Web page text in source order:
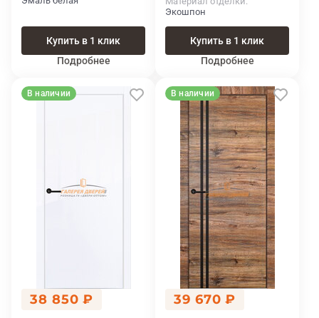
Купить в 1 клик
Подробнее
Экошпон
Купить в 1 клик
Подробнее
В наличии
38 850 ₽
В наличии
39 670 ₽